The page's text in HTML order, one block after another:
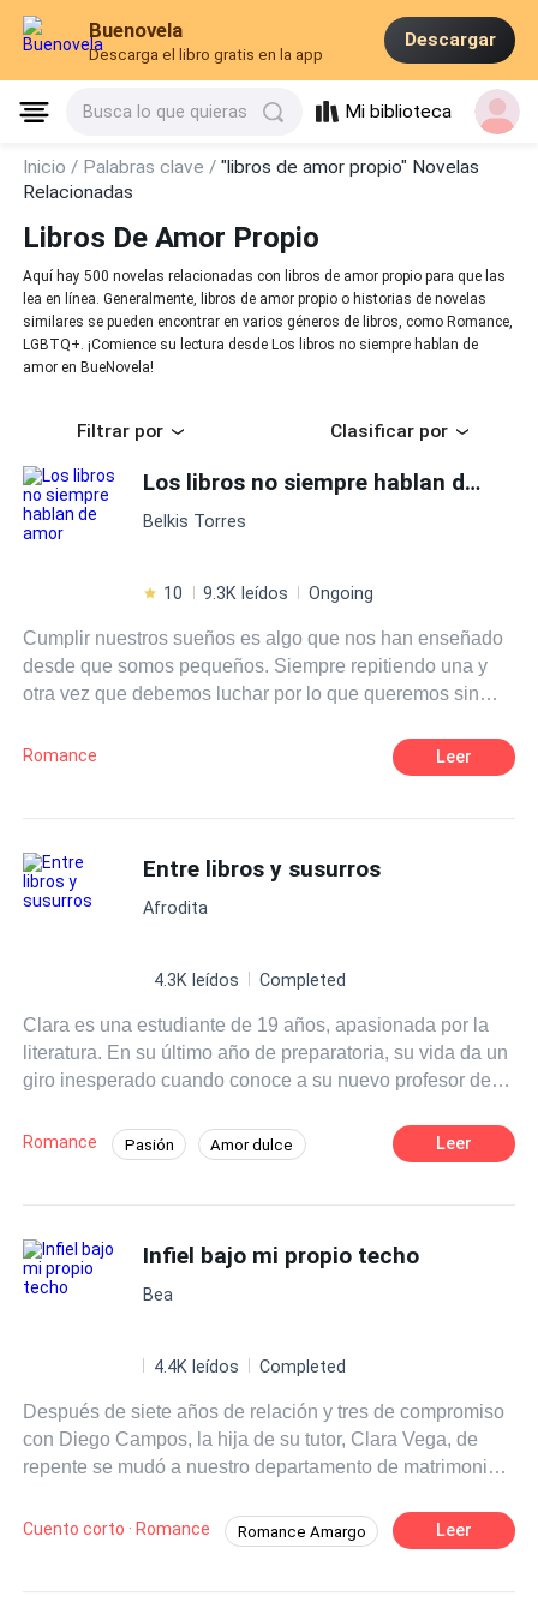
Buenovela
Descarga el libro gratis en la app
Descargar
Busca lo que quieras Mi biblioteca
Inicio / Palabras clave /"libros de amor propio" Novelas
Relacionadas
Libros De Amor Propio
Aquí hay 500 novelas relacionadas con libros de amor propio para que las
lea en línea. Generalmente, libros de amor propio o historias de novelas
similares se pueden encontrar en varios géneros de libros, como Romance,
LGBTQ+. ¡Comience su lectura desde Los libros no siempre hablan de
amor en BueNovela!
Filtrar por Clasificar por
Los libros no siempre hablan de amor
Belkis Torres
10 9.3K leídos Ongoing
Cumplir nuestros sueños es algo que nos han enseñado
desde que somos pequeños. Siempre repitiendo una y
otra vez que debemos luchar por lo que queremos sin
tenía en mente cuando se subió a un avión para ir al otro
extremo del país, para perseguir eso que tanto anhelaba.
cosas más, nuevas amistades, nuevos gustos, pero sobre
todo, algo sobre lo que solamente había escrito y leído: el
Romance Leer
Entre libros y susurros
Afrodita
4.3K leídos Completed
Clara es una estudiante de 19 años, apasionada por la
literatura. En su último año de preparatoria, su vida da un
giro inesperado cuando conoce a su nuevo profesor de
talentoso que despierta en ella una admiración profunda.
A medida que las clases avanzan Clara se siente cada
Romance Pasión Amor dulce
Primer Amor
Leer
Infiel bajo mi propio techo
Bea
4.4K leídos Completed
Después de siete años de relación y tres de compromiso
con Diego Campos, la hija de su tutor, Clara Vega, de
repente se mudó a nuestro departamento de matrimonio.
bastante descarada y dijo: —La cama del hombre
perfecto de la odontología, Diego Campos, es por
Cuento corto · Romance Romance Amargo Leer